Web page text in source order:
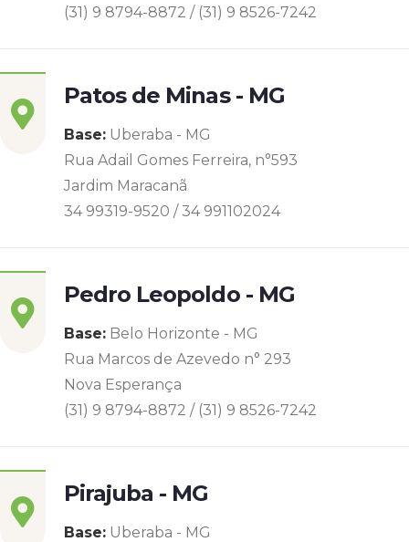
(31) 9 8794-8872 / (31) 9 8526-7242
Patos de Minas - MG
Base: Uberaba - MG
Rua Adail Gomes Ferreira, n°593
Jardim Maracanã
34 99319-9520 / 34 991102024
Pedro Leopoldo - MG
Base: Belo Horizonte - MG
Rua Marcos de Azevedo n° 293
Nova Esperança
(31) 9 8794-8872 / (31) 9 8526-7242
Pirajuba - MG
Base: Uberaba - MG